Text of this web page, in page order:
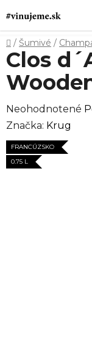
na
obsah
Domov
/ Šumivé /
Clos
Priemerné
hodnotenie
produktu
je
Neohodnotené
Značka: Krug
FRANCÚZSKO
0.75 L